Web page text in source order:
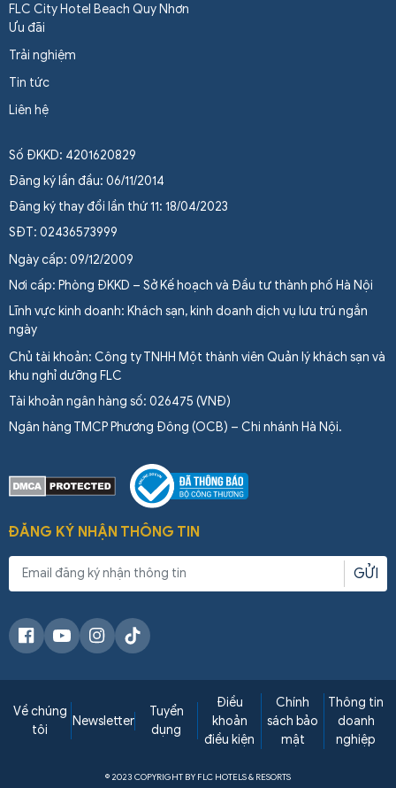
FLC City Hotel Beach Quy Nhơn
Ưu đãi
Trải nghiệm
Tin tức
Liên hệ
Số ĐKKD: 4201620829
Đăng ký lần đầu: 06/11/2014
Đăng ký thay đổi lần thứ 11: 18/04/2023
SĐT: 02436573999
Ngày cấp: 09/12/2009
Nơi cấp: Phòng ĐKKD – Sở Kế hoạch và Đầu tư thành phố Hà Nội
Lĩnh vực kinh doanh: Khách sạn, kinh doanh dịch vụ lưu trú ngắn
ngày
Chủ tài khoản: Công ty TNHH Một thành viên Quản lý khách sạn và
khu nghỉ dưỡng FLC
Tài khoản ngân hàng số: 026475 (VNĐ)
Ngân hàng TMCP Phương Đông (OCB) – Chi nhánh Hà Nội.
ĐĂNG KÝ NHẬN THÔNG TIN
GỬI
Về chúng
tôi
Newsletter
Tuyển
dụng
Điều
khoản
điều kiện
Chính
sách bảo
mật
Thông tin
doanh
nghiệp
© 2023 COPYRIGHT BY FLC HOTELS & RESORTS